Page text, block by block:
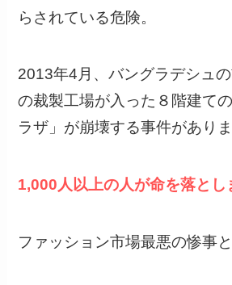
らされている危険。
2013年4月、バングラデシュ
の裁製工場が入った８階建て
ラザ」が崩壊する事件がありま
1,000人以上の人が命を落とし
ファッション市場最悪の惨事